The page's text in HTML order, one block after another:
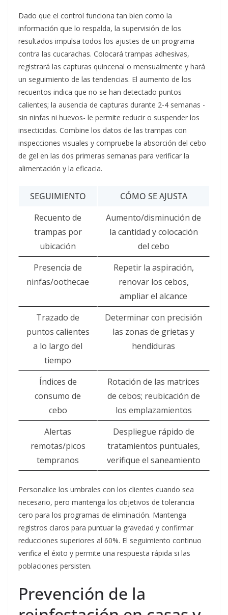
Dado que el control funciona tan bien como la
información que lo respalda, la supervisión de los
resultados impulsa todos los ajustes de un programa
contra las cucarachas. Colocará trampas adhesivas,
registrará las capturas quincenal o mensualmente y hará
un seguimiento de las tendencias. El aumento de los
recuentos indica que no se han detectado puntos
calientes; la ausencia de capturas durante 2-4 semanas -
sin ninfas ni huevos- le permite reducir o suspender los
insecticidas. Combine los datos de las trampas con
inspecciones visuales y compruebe la absorción del cebo
de gel en las dos primeras semanas para verificar la
alimentación y la eficacia.
SEGUIMIENTO
CÓMO SE AJUSTA
Recuento de
trampas por
ubicación
Aumento/disminución de
la cantidad y colocación
del cebo
Presencia de
ninfas/oothecae
Repetir la aspiración,
renovar los cebos,
ampliar el alcance
Trazado de
puntos calientes
a lo largo del
tiempo
Determinar con precisión
las zonas de grietas y
hendiduras
Índices de
consumo de
cebo
Rotación de las matrices
de cebos; reubicación de
los emplazamientos
Alertas
remotas/picos
tempranos
Despliegue rápido de
tratamientos puntuales,
verifique el saneamiento
Personalice los umbrales con los clientes cuando sea
necesario, pero mantenga los objetivos de tolerancia
cero para los programas de eliminación. Mantenga
registros claros para puntuar la gravedad y confirmar
reducciones superiores al 60%. El seguimiento continuo
verifica el éxito y permite una respuesta rápida si las
poblaciones persisten.
Prevención de la